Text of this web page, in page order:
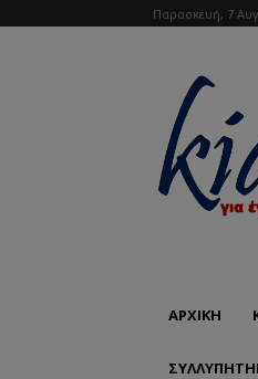
Παρασκευή, 7
ΑΡΧΙΚΗ